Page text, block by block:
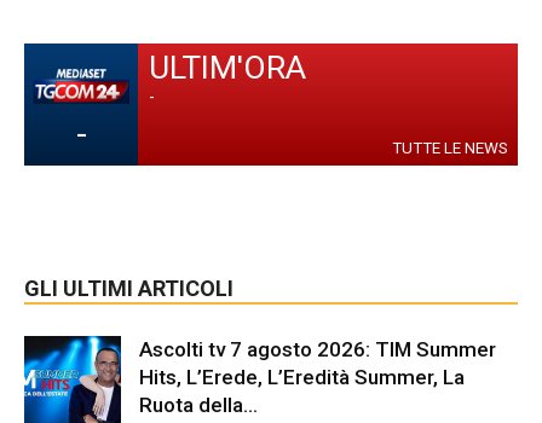
-
ULTIM'ORA
-
TUTTE LE NEWS
GLI ULTIMI ARTICOLI
Ascolti tv 7 agosto 2026: TIM Summer
Hits, L’Erede, L’Eredità Summer, La
Ruota della...